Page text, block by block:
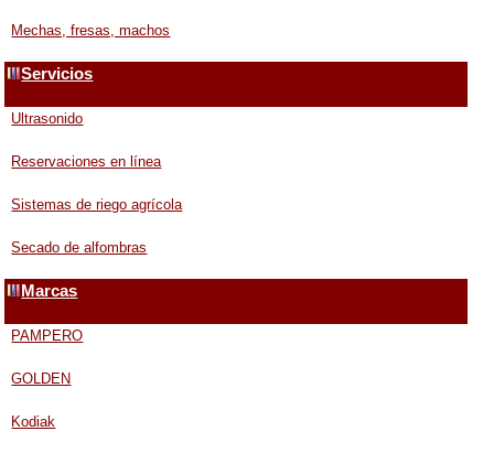
Mechas, fresas, machos
Servicios
Ultrasonido
Reservaciones en línea
Sistemas de riego agrícola
Secado de alfombras
Marcas
PAMPERO
GOLDEN
Kodiak